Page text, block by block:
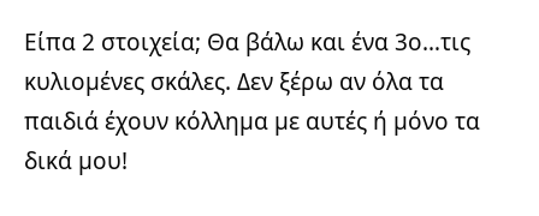
Είπα 2 στοιχεία; Θα βάλω και ένα 3ο…τις
κυλιομένες σκάλες. Δεν ξέρω αν όλα τα
παιδιά έχουν κόλλημα με αυτές ή μόνο τα
δικά μου!